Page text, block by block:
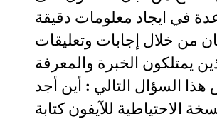
في ايجاد معلومات دقيقة
من خلال إجابات وتعليقات
يمتلكون الخبرة والمعرفة
السؤال التالي : أين أجد
الاحتياطية للآيفون كتابة